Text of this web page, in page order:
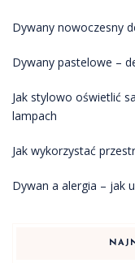
Dywany nowoczesny
Dywany pastelowe –
Jak stylowo oświetlić
lampach
Jak wykorzystać
Dywan a alergia – jak